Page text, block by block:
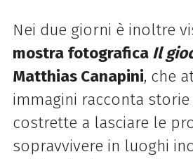
Nei due giorni è inoltre
mostra fotografica Il
Matthias Canapini, che
immagini racconta
costrette a lasciare le
sopravvivere in luoghi